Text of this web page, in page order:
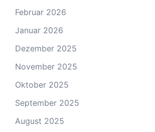
Februar 2026
Januar 2026
Dezember 2025
November 2025
Oktober 2025
September 2025
August 2025